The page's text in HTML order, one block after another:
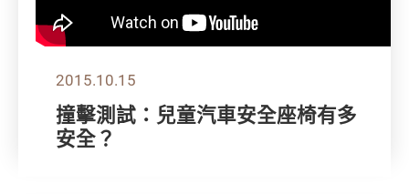
2015.10.15
撞擊測試：兒童汽車安全座椅有多
安全？